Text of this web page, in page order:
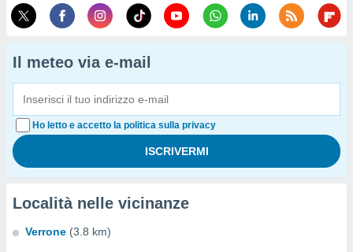
Il meteo via e-mail
Ho letto e accetto la politica sulla privacy
Località nelle vicinanze
Verrone (3.8 km)